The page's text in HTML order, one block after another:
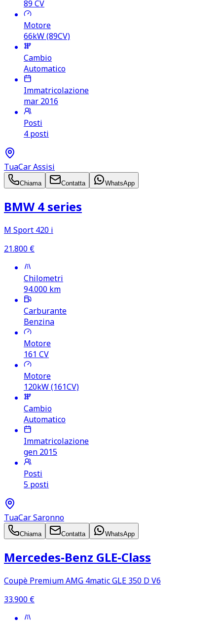
89CV
Motore
66kW (89CV)
Cambio
Automatico
Immatricolazione
mar 2016
Posti
4 posti
TuaCar Assisi
Chiama Contatta WhatsApp
BMW 4 series
M Sport 420 i
21.800 €
Chilometri
94.000 km
Carburante
Benzina
Motore
161 CV
Motore
120kW (161CV)
Cambio
Automatico
Immatricolazione
gen 2015
Posti
5 posti
TuaCar Saronno
Chiama Contatta WhatsApp
Mercedes‑Benz GLE‑Class
Coupè Premium AMG 4matic GLE 350 D V6
33.900 €